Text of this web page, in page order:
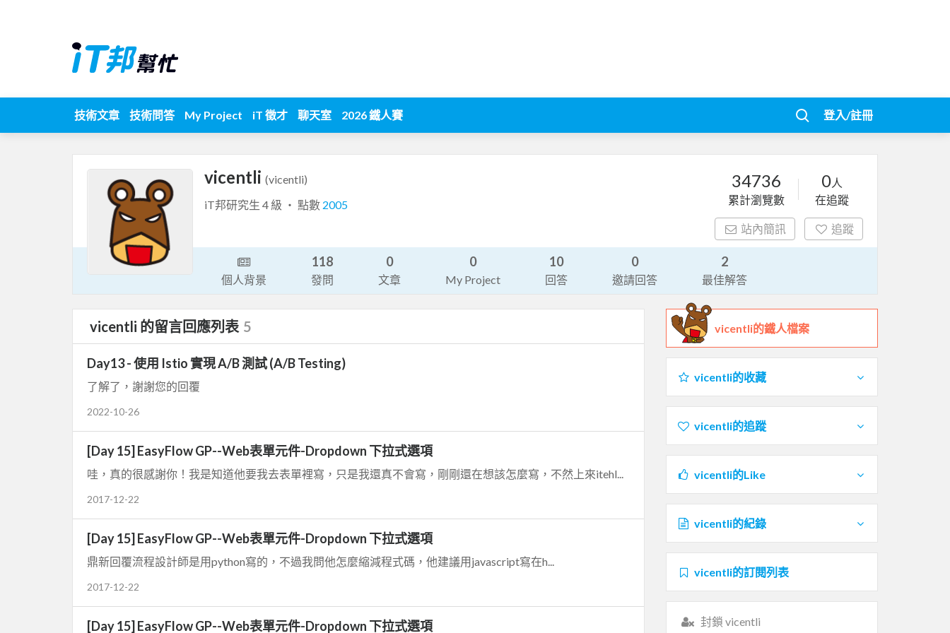
技術文章 技術問答 My Project iT 徵才 聊天室 2026 鐵人賽 登入/註冊
vicentli (vicentli)
iT邦研究生 4 級 ‧ 點數 2005
34736
累計瀏覽數
0人
在追蹤
站內簡訊 追蹤
個人背景
118
發問
0
文章
0
My Project
10
回答
0
邀請回答
2
最佳解答
vicentli 的留言回應列表 5
Day13 - 使用 Istio 實現 A/B 測試 (A/B Testing)
了解了，謝謝您的回覆
2022-10-26
[Day 15] EasyFlow GP--Web表單元件-Dropdown 下拉式選項
哇，真的很感謝你！我是知道他要我去表單裡寫，只是我還真不會寫，剛剛還在想該怎麼寫，不然上來itehl...
2017-12-22
[Day 15] EasyFlow GP--Web表單元件-Dropdown 下拉式選項
鼎新回覆流程設計師是用python寫的，不過我問他怎麼縮減程式碼，他建議用javascript寫在h...
2017-12-22
[Day 15] EasyFlow GP--Web表單元件-Dropdown 下拉式選項
vicentli的鐵人檔案
vicentli的收藏
vicentli的追蹤
vicentli的Like
vicentli的紀錄
vicentli的訂閱列表
封鎖 vicentli